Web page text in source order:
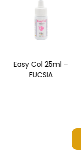
Easy Col 25ml –
FUCSIA